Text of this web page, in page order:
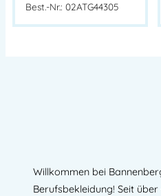
Best.-Nr.: 02ATG44305
Willkommen bei
Berufsbekleidung! Seit